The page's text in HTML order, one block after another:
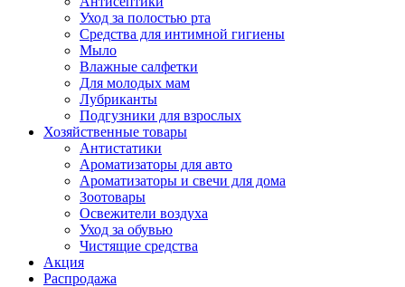
Уход за полостью рта
Средства для интимной гигиены
Мыло
Влажные салфетки
Для молодых мам
Лубриканты
Подгузники для взрослых
Хозяйственные товары
Антистатики
Ароматизаторы для авто
Ароматизаторы и свечи для дома
Зоотовары
Освежители воздуха
Уход за обувью
Чистящие средства
Акция
Распродажа